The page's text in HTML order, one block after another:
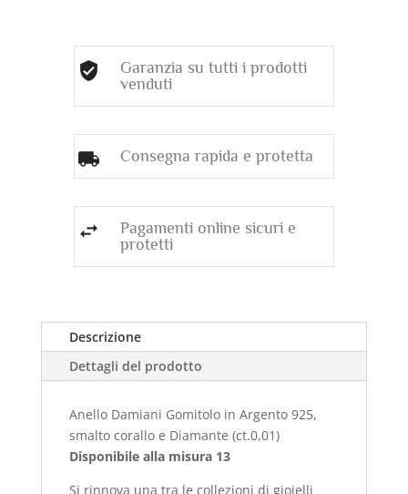
(ct.0,01)
quantità
Garanzia su tutti i prodotti
venduti
Consegna rapida e protetta
Pagamenti online sicuri e
protetti
Descrizione
Dettagli del prodotto
Anello Damiani Gomitolo in Argento 925,
smalto corallo e Diamante (ct.0,01)
Disponibile alla misura 13
Si rinnova una tra le collezioni di gioielli